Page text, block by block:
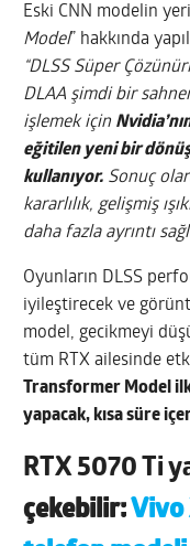
Eski CNN modelin
Model” hakkında
“DLSS Süper
DLAA şimdi bir
işlemek için
eğitilen yeni bir
kullanıyor. Sonuç
kararlılık, gelişmiş
daha fazla ayrıntı
Oyunların DLSS
iyileştirecek ve
model, gecikmeyi
tüm RTX ailesinde
Transformer Model
yapacak, kısa süre
RTX 5070 Ti
çekebilir: Vivo